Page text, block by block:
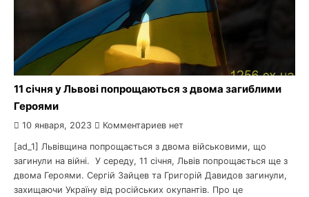
11 січня у Львові попрощаються з двома загиблими
Героями
10 января, 2023 Комментариев нет
[ad_1] Львівщина попрощається з двома військовими, що
загинули на війні. У середу, 11 січня, Львів попрощається ще з
двома Героями. Сергій Зайцев та Григорій Давидов загинули,
захищаючи Україну від російських окупантів. Про це